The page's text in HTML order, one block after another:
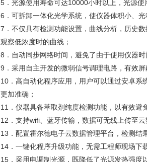
5．光源使用寿命可达10000小时以上，光源
6．可拆卸一体化光学系统，使仪器体积小、
7．不仅具有检测功能设置，曲线分析，历史
观察低浓度时的曲线；
8．自动同步网络时间，避免了由于使用仪器
9．采用自主开发的微弱信号调理电路，有效
10．高自动化程序应用，用户可以通过安卓系
更加准确；
11．仪器具备萃取剂纯度检测功能，以有效避
12．支持wifi、蓝牙传输，数据可无线上传至
13．配置霍尔德电子云数据管理平台，检测结
14．一键化程序升级功能，无需工程师现场下
15．采用电调制光源，既降低了光源发热强